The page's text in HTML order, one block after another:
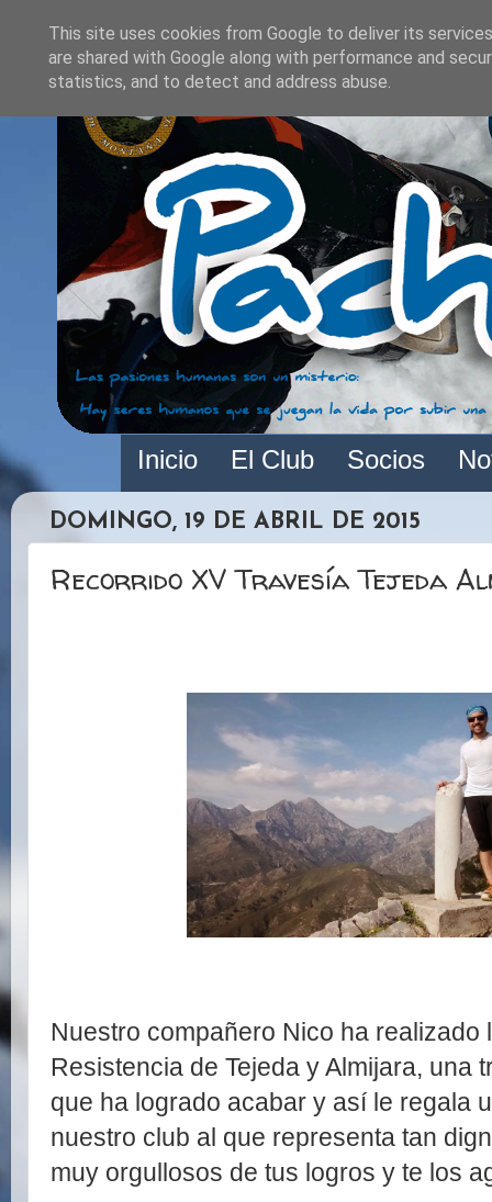
Inicio El Club Socios
DOMINGO, 19 DE ABRIL DE 2015
Recorrido XV Travesía Tejeda
Nuestro compañero Nico ha realizado
Resistencia de Tejeda y Almijara, una
que ha logrado acabar y así le regala
nuestro club al que representa tan
muy orgullosos de tus logros y te los
This site uses cookies from Google to deliver its
are shared with Google along with performance and
statistics, and to detect and address abuse.